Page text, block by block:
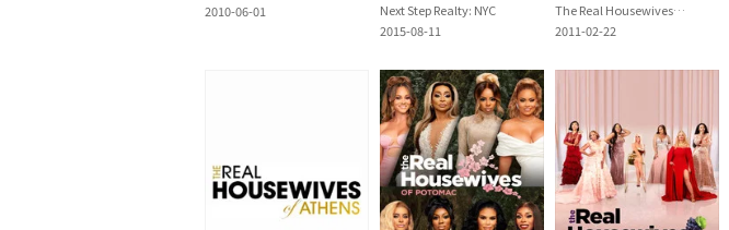
2010-06-01
Next Step Realty: NYC
2015-08-11
The Real Housewives of Miami
2011-02-22